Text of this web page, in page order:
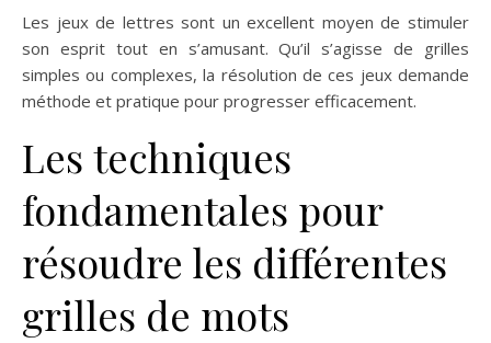
Les jeux de lettres sont un excellent moyen de stimuler
son esprit tout en s’amusant. Qu’il s’agisse de grilles
simples ou complexes, la résolution de ces jeux demande
méthode et pratique pour progresser efficacement.
Les techniques
fondamentales pour
résoudre les différentes
grilles de mots